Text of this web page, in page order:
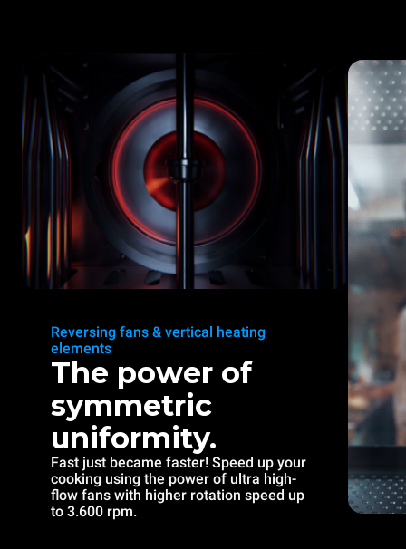
Reversing fans & vertical heating
elements
The power of
symmetric
uniformity.
Fast just became faster! Speed up your
cooking using the power of ultra high-
flow fans with higher rotation speed up
to 3.600 rpm.